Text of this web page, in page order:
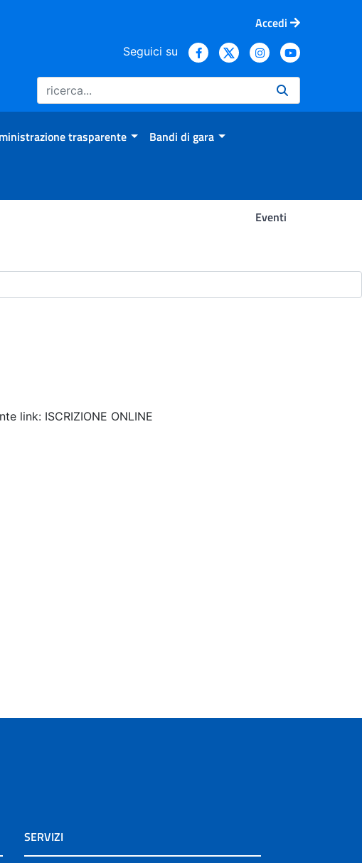
Accedi
Seguici su
trasparente Bandi di gara
Eventi
link: ISCRIZIONE ONLINE
SERVIZI